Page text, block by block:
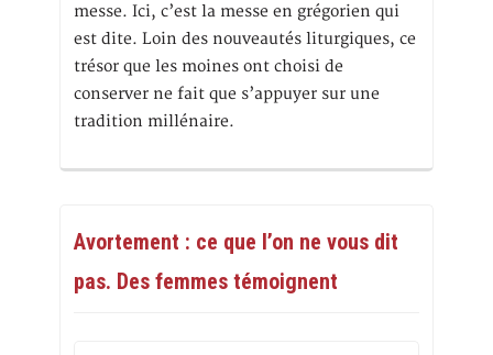
messe. Ici, c’est la messe en grégorien qui
est dite. Loin des nouveautés liturgiques, ce
trésor que les moines ont choisi de
conserver ne fait que s’appuyer sur une
tradition millénaire.
Avortement : ce que l’on ne vous dit
pas. Des femmes témoignent